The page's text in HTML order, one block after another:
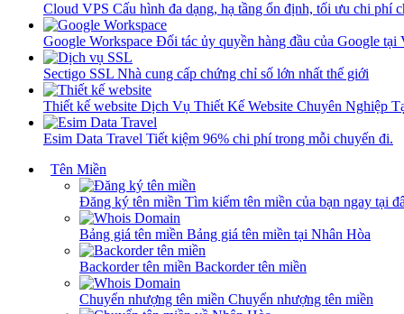
Cloud VPS Cấu hình đa dạng, hạ tầng ổn định, tối ưu chi phí
Google Workspace Đối tác ủy quyền hàng đầu của Google tại
Sectigo SSL Nhà cung cấp chứng chỉ số lớn nhất thế giới
Thiết kế website Dịch Vụ Thiết Kế Website Chuyên Nghiệp
Esim Data Travel Tiết kiệm 96% chi phí trong mỗi chuyến đi.
Tên Miền
Đăng ký tên miền Tìm kiếm tên miền của bạn ngay tại
Bảng giá tên miền Bảng giá tên miền tại Nhân Hòa
Backorder tên miền Backorder tên miền
Chuyển nhượng tên miền Chuyển nhượng tên miền